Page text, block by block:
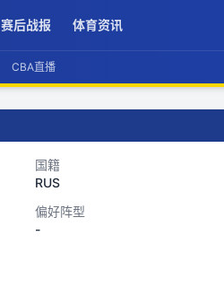
赛后战报 体育资讯
CBA直播
国籍
RUS
偏好阵型
-